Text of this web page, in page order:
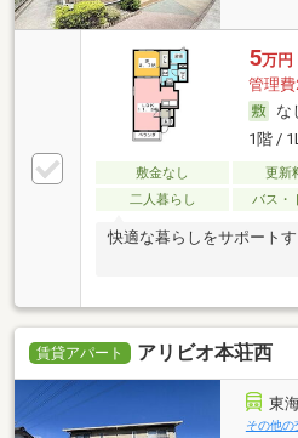
5万円
管理費
な
1階 /
敷金なし 更新
二人暮らし
バス・
快適な暮らしをサポートす
賃貸アパート アリビオ本荘西
東
その他の